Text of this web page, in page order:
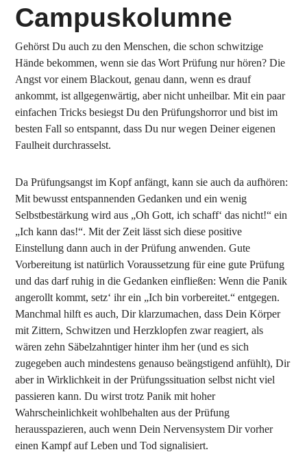
Campuskolumne
Gehörst Du auch zu den Menschen, die schon schwitzige
Hände bekommen, wenn sie das Wort Prüfung nur hören? Die
Angst vor einem Blackout, genau dann, wenn es drauf
ankommt, ist allgegenwärtig, aber nicht unheilbar. Mit ein paar
einfachen Tricks besiegst Du den Prüfungshorror und bist im
besten Fall so entspannt, dass Du nur wegen Deiner eigenen
Faulheit durchrasselst.
Da Prüfungsangst im Kopf anfängt, kann sie auch da aufhören:
Mit bewusst entspannenden Gedanken und ein wenig
Selbstbestärkung wird aus „Oh Gott, ich schaff‘ das nicht!“ ein
„Ich kann das!“. Mit der Zeit lässt sich diese positive
Einstellung dann auch in der Prüfung anwenden. Gute
Vorbereitung ist natürlich Voraussetzung für eine gute Prüfung
und das darf ruhig in die Gedanken einfließen: Wenn die Panik
angerollt kommt, setz‘ ihr ein „Ich bin vorbereitet.“ entgegen.
Manchmal hilft es auch, Dir klarzumachen, dass Dein Körper
mit Zittern, Schwitzen und Herzklopfen zwar reagiert, als
wären zehn Säbelzahntiger hinter ihm her (und es sich
zugegeben auch mindestens genauso beängstigend anfühlt), Dir
aber in Wirklichkeit in der Prüfungssituation selbst nicht viel
passieren kann. Du wirst trotz Panik mit hoher
Wahrscheinlichkeit wohlbehalten aus der Prüfung
herausspazieren, auch wenn Dein Nervensystem Dir vorher
einen Kampf auf Leben und Tod signalisiert.